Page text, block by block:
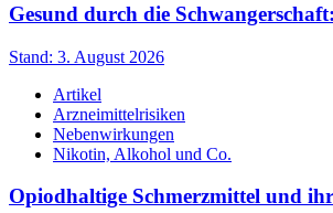
Gesund durch die
Stand: 3. August 2026
Artikel
Arzneimittelrisiken
Nebenwirkungen
Nikotin, Alkohol und Co.
Opiodhaltige Schmerzmittel und